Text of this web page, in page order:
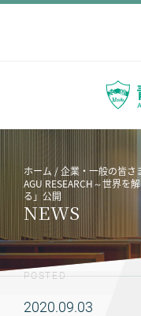
ホーム
企業・一般の皆さ
AGU RESEARCH～世界を
る」公開
NEWS
POSTED
2020.09.03